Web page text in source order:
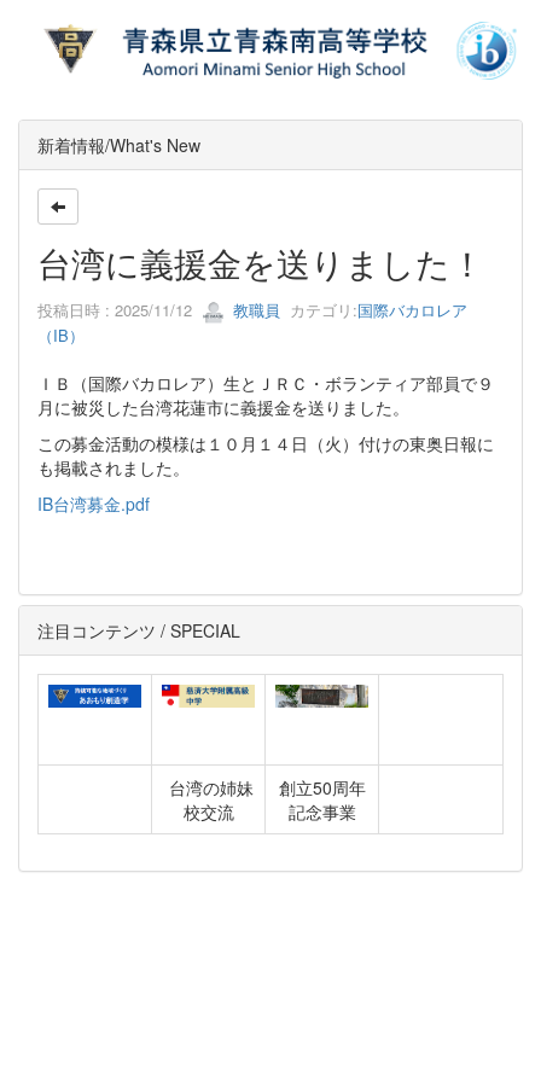
新着情報/What's New
台湾に義援金を送りました！
投稿日時 : 2025/11/12 教職員 カテゴリ:国際バカロレア
（IB）
ＩＢ（国際バカロレア）生とＪＲＣ・ボランティア部員で９
月に被災した台湾花蓮市に義援金を送りました。
この募金活動の模様は１０月１４日（火）付けの東奥日報に
も掲載されました。
IB台湾募金.pdf
注目コンテンツ / SPECIAL
台湾の姉妹
校交流
創立50周年
記念事業